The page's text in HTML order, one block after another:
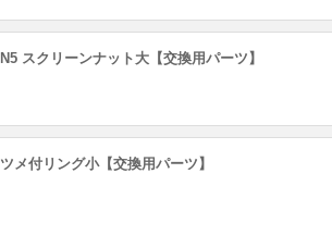
N5 スクリーンナット大【交換用パーツ】
ツメ付リング小【交換用パーツ】